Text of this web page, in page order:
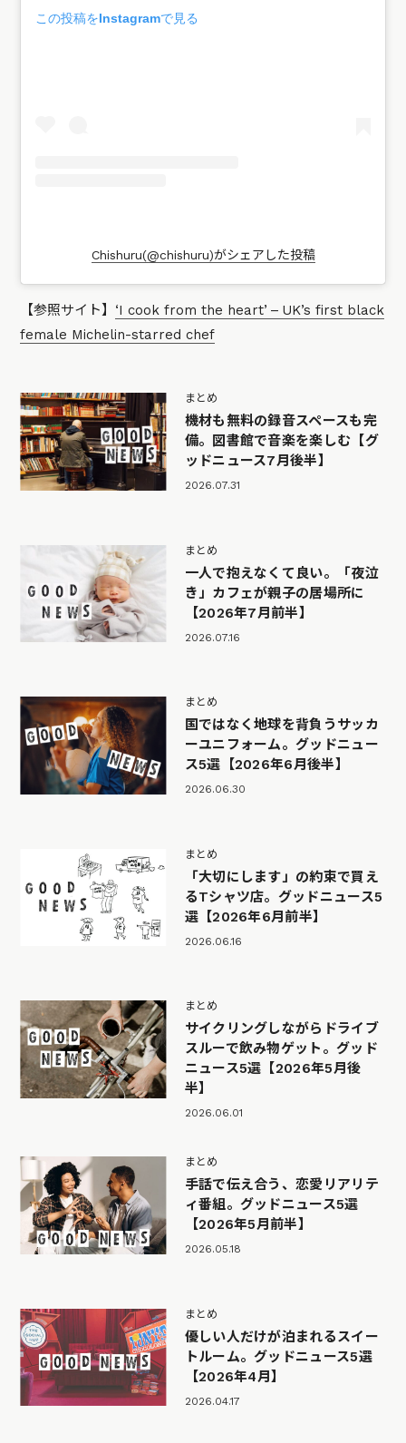
この投稿をInstagramで見る
Chishuru(@chishuru)がシェアした投稿
【参照サイト】 ‘I cook from the heart’ – UK’s first black
female Michelin-starred chef
まとめ
機材も無料の録音スペースも完
備。図書館で音楽を楽しむ【グ
ッドニュース7月後半】
2026.07.31
まとめ
一人で抱えなくて良い。「夜泣
き」カフェが親子の居場所に
【2026年7月前半】
2026.07.16
まとめ
国ではなく地球を背負うサッカ
ーユニフォーム。グッドニュー
ス5選【2026年6月後半】
2026.06.30
まとめ
「大切にします」の約束で買え
るTシャツ店。グッドニュース5
選【2026年6月前半】
2026.06.16
まとめ
サイクリングしながらドライブ
スルーで飲み物ゲット。グッド
ニュース5選【2026年5月後
半】
2026.06.01
まとめ
手話で伝え合う、恋愛リアリテ
ィ番組。グッドニュース5選
【2026年5月前半】
2026.05.18
まとめ
優しい人だけが泊まれるスイー
トルーム。グッドニュース5選
【2026年4月】
2026.04.17